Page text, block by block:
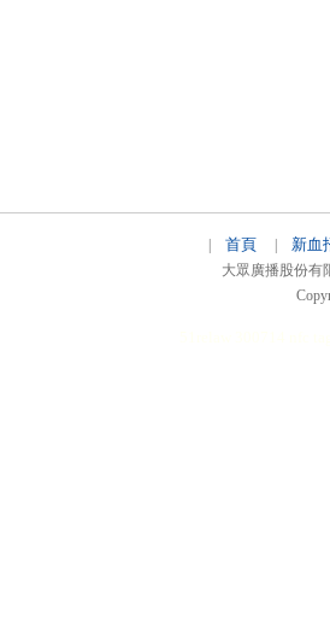
| 首頁| 新血
大眾廣播股份有